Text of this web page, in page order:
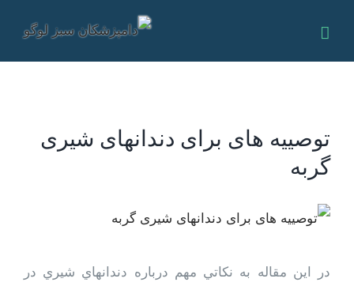
توصییه های برای دندانهای شیری
گربه
View
Image
در اين مقاله به نکاتي مهم درباره دندانهاي شيري در